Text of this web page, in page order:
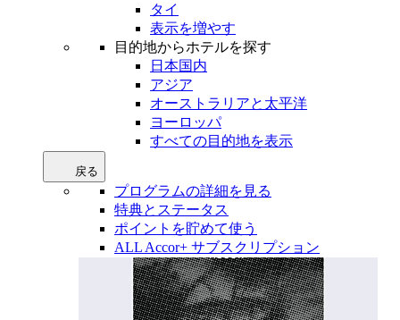
タイ
表示を増やす
目的地からホテルを探す
日本国内
アジア
オーストラリアと太平洋
ヨーロッパ
すべての目的地を表示
戻る
プログラムの詳細を見る
特典とステータス
ポイントを貯めて使う
ALL Accor+ サブスクリプション